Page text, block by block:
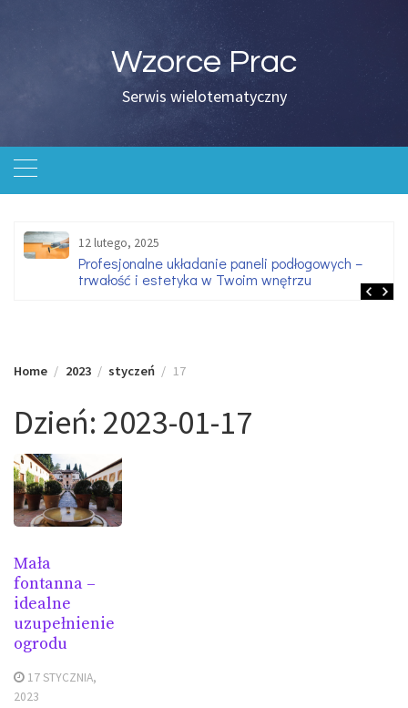
content
Wzorce Prac
Serwis wielotematyczny
12 lutego, 2025
Profesjonalne układanie paneli podłogowych –
trwałość i estetyka w Twoim wnętrzu
Home 2023 styczeń 17
Dzień: 2023-01-17
Mała
fontanna –
idealne
uzupełnienie
ogrodu
17 STYCZNIA,
2023